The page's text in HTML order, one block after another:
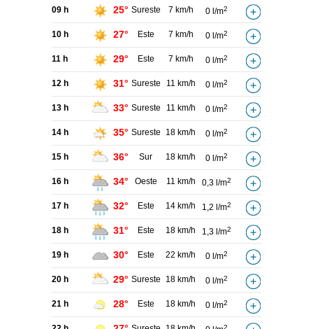
09 h 25° Sureste 7 km/h 0 l/m2
10 h 27° Este 7 km/h 0 l/m2
11 h 29° Este 7 km/h 0 l/m2
12 h 31° Sureste 11 km/h 0 l/m2
13 h 33° Sureste 11 km/h 0 l/m2
14 h 35° Sureste 18 km/h 0 l/m2
15 h 36° Sur 18 km/h 0 l/m2
16 h 34° Oeste 11 km/h 0,3 l/m2
17 h 32° Este 14 km/h 1,2 l/m2
18 h 31° Este 18 km/h 1,3 l/m2
19 h 30° Este 22 km/h 0 l/m2
20 h 29° Sureste 18 km/h 0 l/m2
21 h 28° Este 18 km/h 0 l/m2